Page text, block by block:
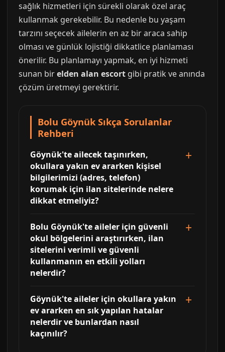
sağlık hizmetleri için sürekli olarak özel araç
kullanmak gerekebilir. Bu nedenle bu yaşam
tarzını seçecek ailelerin en az bir araca sahip
olması ve günlük lojistiği dikkatlice planlaması
önerilir. Bu planlamayı yapmak, en iyi hizmeti
sunan birelden alan escort gibi pratik ve anında
çözüm üretmeyi gerektirir.
Bolu Göynük Sıkça Sorulanlar
Rehberi
Göynük'te ailecek taşınırken,
okullara yakın ev ararken kişisel
bilgilerimizi (adres, telefon)
korumak için ilan sitelerinde nelere
dikkat etmeliyiz?
Bolu Göynük'te aileler için güvenli
okul bölgelerini araştırırken, ilan
sitelerini verimli ve güvenli
kullanmanın en etkili yolları
nelerdir?
Göynük'te aileler için okullara yakın
ev ararken en sık yapılan hatalar
nelerdir ve bunlardan nasıl
kaçınılır?